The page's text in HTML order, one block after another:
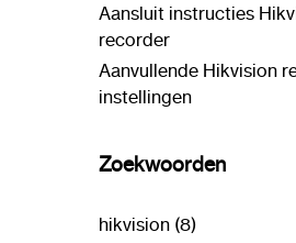
Aansluit instructies
recorder
Aanvullende Hikvision
instellingen
Zoekwoorden
hikvision (8)